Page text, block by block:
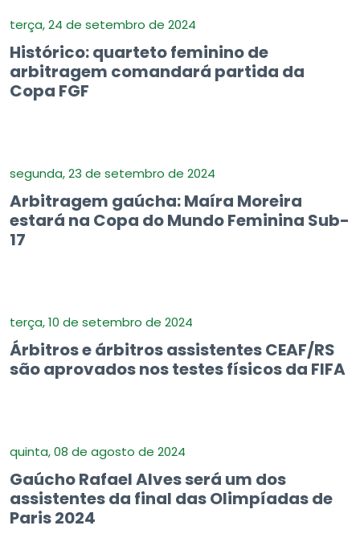
terça, 24 de setembro de 2024
Histórico: quarteto feminino de
arbitragem comandará partida da
Copa FGF
segunda, 23 de setembro de 2024
Arbitragem gaúcha: Maíra Moreira
estará na Copa do Mundo Feminina Sub-
17
terça, 10 de setembro de 2024
Árbitros e árbitros assistentes CEAF/RS
são aprovados nos testes físicos da FIFA
quinta, 08 de agosto de 2024
Gaúcho Rafael Alves será um dos
assistentes da final das Olimpíadas de
Paris 2024